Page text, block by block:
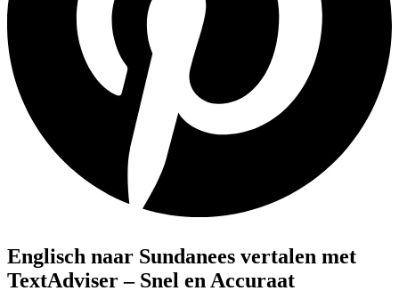
Englisch naar Sundanees vertalen met
TextAdviser – Snel en Accuraat